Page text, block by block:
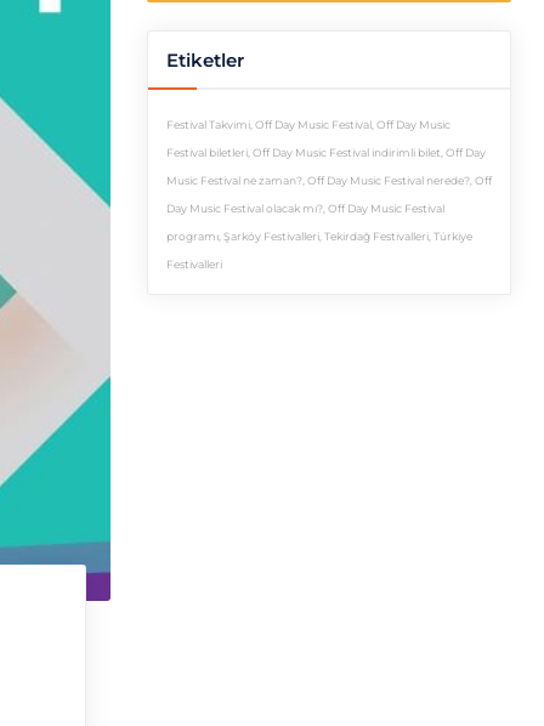
Etiketler
Festival Takvimi ,Off Day Music Festival ,Off Day Music
Festival biletleri ,Off Day Music Festival indirimli bilet ,Off Day
Music Festival ne zaman? ,Off Day Music Festival nerede? ,Off
Day Music Festival olacak mı? ,Off Day Music Festival
programı ,Şarköy Festivalleri ,Tekirdağ Festivalleri ,Türkiye
Festivalleri